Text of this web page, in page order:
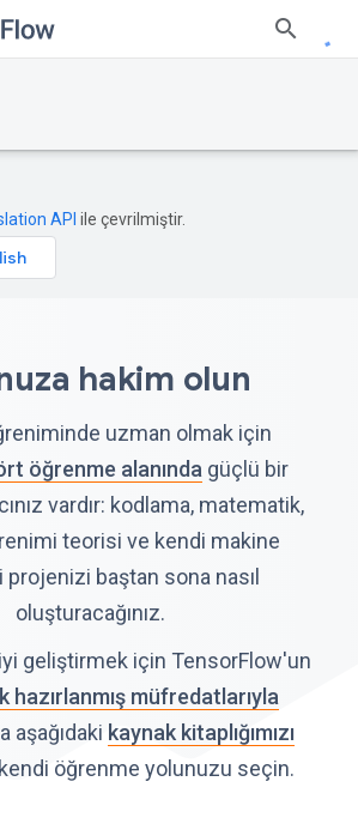
API ile çevrilmiştir.
hakim olun
uzman olmak için
öğrenme alanında güçlü bir
vardır: kodlama, matematik,
teorisi ve kendi makine
baştan sona nasıl
oluşturacağınız.
geliştirmek için TensorFlow'un
hazırlanmış müfredatlarıyla
aşağıdaki kaynak kitaplığımızı
öğrenme yolunuzu seçin.